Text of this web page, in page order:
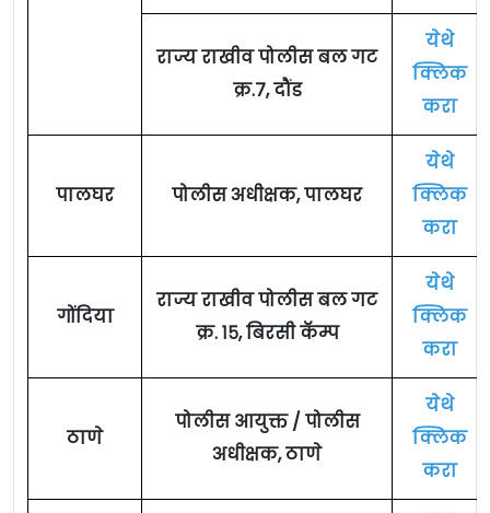
राज्य राखीव पोलीस बल गट
क्र.७, दौंड
येथे
क्लिक
करा
पालघर पोलीस अधीक्षक, पालघर
येथे
क्लिक
करा
गोंदिया
राज्य राखीव पोलीस बल गट
क्र. १५, बिरसी कॅम्प
येथे
क्लिक
करा
ठाणे
पोलीस आयुक्त / पोलीस
अधीक्षक, ठाणे
येथे
क्लिक
करा